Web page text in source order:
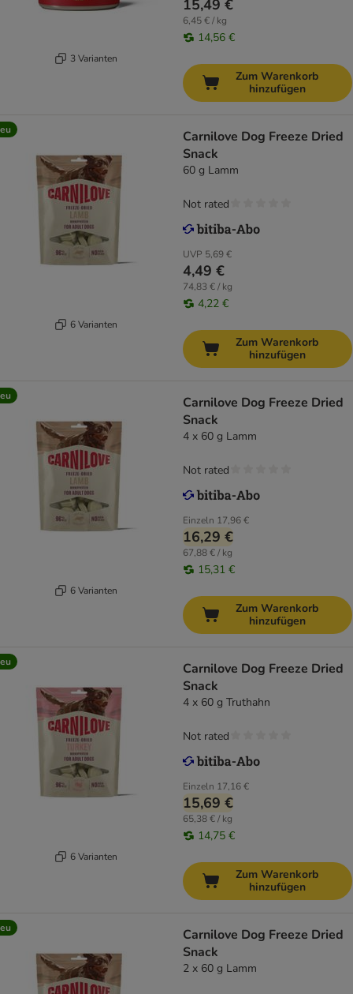
3 Varianten
15,49 €
6,45 € / kg
14,56 €
Zum Warenkorb
hinzufügen
6 Varianten
Carnilove Dog Freeze Dried
Snack
60 g Lamm
UVP 5,69 €
4,49 €
74,83 € / kg
4,22 €
Not rated
Zum Warenkorb
hinzufügen
6 Varianten
Carnilove Dog Freeze Dried
Snack
4 x 60 g Lamm
Einzeln 17,96 €
16,29 €
67,88 € / kg
15,31 €
Not rated
Zum Warenkorb
hinzufügen
6 Varianten
Carnilove Dog Freeze Dried
Snack
4 x 60 g Truthahn
Einzeln 17,16 €
15,69 €
65,38 € / kg
14,75 €
Not rated
Zum Warenkorb
hinzufügen
Carnilove Dog Freeze Dried
Snack
2 x 60 g Lamm